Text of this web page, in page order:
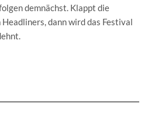
demnächst. Klappt die
dann wird das Festival